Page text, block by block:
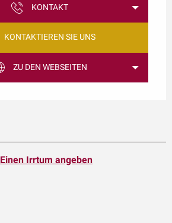
KONTAKT
KONTAKTIEREN SIE UNS
ZU DEN WEBSEITEN
Einen Irrtum angeben